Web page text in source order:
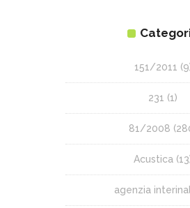
151/2011
231 (1)
81/2008
Acustica
agenzia